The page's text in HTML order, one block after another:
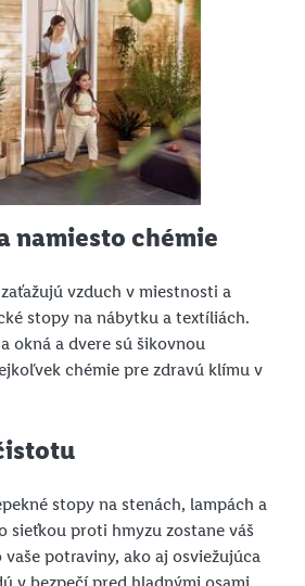
namiesto chémie
vzduch v miestnosti a
stopy na nábytku a textíliách.
okná a dvere sú šikovnou
chémie pre zdravú klímu v
stopy na stenách, lampách a
sieťkou proti hmyzu zostane váš
potraviny, ako aj osviežujúca
v bezpečí pred hladnými osami.